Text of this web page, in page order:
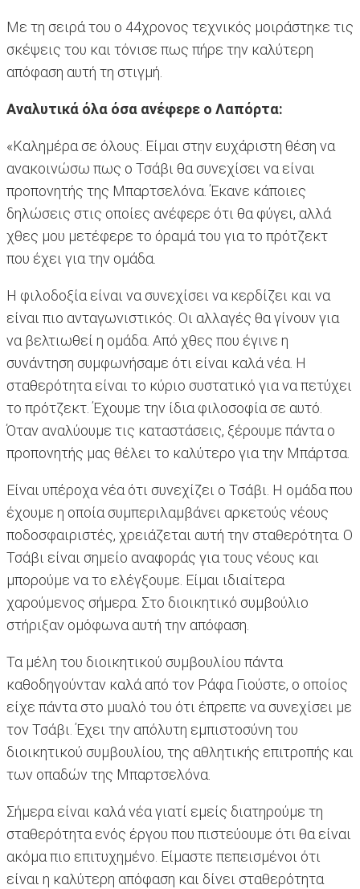
Με τη σειρά του ο 44χρονος τεχνικός μοιράστηκε τις
σκέψεις του και τόνισε πως πήρε την καλύτερη
απόφαση αυτή τη στιγμή.
Αναλυτικά όλα όσα ανέφερε ο Λαπόρτα:
«Καλημέρα σε όλους. Είμαι στην ευχάριστη θέση να
ανακοινώσω πως ο Τσάβι θα συνεχίσει να είναι
προπονητής της Μπαρτσελόνα. Έκανε κάποιες
δηλώσεις στις οποίες ανέφερε ότι θα φύγει, αλλά
χθες μου μετέφερε το όραμά του για το πρότζεκτ
που έχει για την ομάδα.
Η φιλοδοξία είναι να συνεχίσει να κερδίζει και να
είναι πιο ανταγωνιστικός. Οι αλλαγές θα γίνουν για
να βελτιωθεί η ομάδα. Από χθες που έγινε η
συνάντηση συμφωνήσαμε ότι είναι καλά νέα. Η
σταθερότητα είναι το κύριο συστατικό για να πετύχει
το πρότζεκτ. Έχουμε την ίδια φιλοσοφία σε αυτό.
Όταν αναλύουμε τις καταστάσεις, ξέρουμε πάντα ο
προπονητής μας θέλει το καλύτερο για την Μπάρτσα.
Είναι υπέροχα νέα ότι συνεχίζει ο Τσάβι. Η ομάδα που
έχουμε η οποία συμπεριλαμβάνει αρκετούς νέους
ποδοσφαιριστές, χρειάζεται αυτή την σταθερότητα. Ο
Τσάβι είναι σημείο αναφοράς για τους νέους και
μπορούμε να το ελέγξουμε. Είμαι ιδιαίτερα
χαρούμενος σήμερα. Στο διοικητικό συμβούλιο
στήριξαν ομόφωνα αυτή την απόφαση.
Τα μέλη του διοικητικού συμβουλίου πάντα
καθοδηγούνταν καλά από τον Ράφα Γιούστε, ο οποίος
είχε πάντα στο μυαλό του ότι έπρεπε να συνεχίσει με
τον Τσάβι. Έχει την απόλυτη εμπιστοσύνη του
διοικητικού συμβουλίου, της αθλητικής επιτροπής και
των οπαδών της Μπαρτσελόνα.
Σήμερα είναι καλά νέα γιατί εμείς διατηρούμε τη
σταθερότητα ενός έργου που πιστεύουμε ότι θα είναι
ακόμα πιο επιτυχημένο. Είμαστε πεπεισμένοι ότι
είναι η καλύτερη απόφαση και δίνει σταθερότητα